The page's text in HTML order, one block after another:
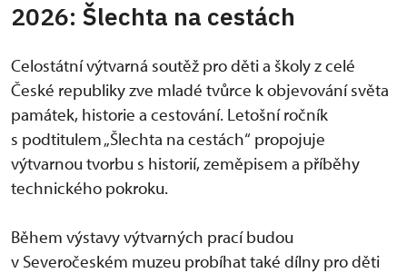
2026: Šlechta na cestách
Celostátní výtvarná soutěž pro děti a školy z celé
České republiky zve mladé tvůrce k objevování světa
památek, historie a cestování. Letošní ročník
s podtitulem „Šlechta na cestách“ propojuje
výtvarnou tvorbu s historií, zeměpisem a příběhy
technického pokroku.
Během výstavy výtvarných prací budou
v Severočeském muzeu probíhat také dílny pro děti